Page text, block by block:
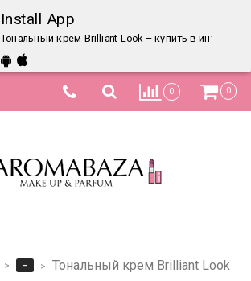
Install App
Тональный крем Brilliant Look – купить в
0 0
- Тональный крем Brilliant Look